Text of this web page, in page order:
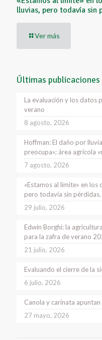
lluvias, pero todavía sin
Ver más
Últimas publicaciones
La evaluación y los datos
verano
8 agosto, 2026
Hoffman: El daño por
preocupa»; área agrícola
7 agosto, 2026
«Estamos al límite» en
pero todavía sin pérdidas.
29 julio, 2026
Edwin Borghi: la
para la zafra de verano
21 julio, 2026
Evaluando el cierre de la
6 julio, 2026
Canola y carinata
27 mayo, 2026